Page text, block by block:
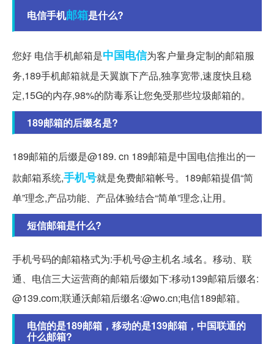
电信手机邮箱是什么?
您好 电信手机邮箱是中国电信为客户量身定制的邮箱服
务,189手机邮箱就是天翼旗下产品,独享宽带,速度快且稳
定,15G的内存,98%的防毒系让您免受那些垃圾邮箱的。
189邮箱的后缀名是?
189邮箱的后缀是@189. cn 189邮箱是中国电信推出的一
款邮箱系统,手机号就是免费邮箱帐号。189邮箱提倡“简
单”理念,产品功能、产品体验结合“简单”理念,让用。
短信邮箱是什么?
手机号码的邮箱格式为:手机号@主机名.域名。移动、联
通、电信三大运营商的邮箱后缀如下:移动139邮箱后缀名:
@139.com;联通沃邮箱后缀名:@wo.cn;电信189邮箱。
电信的是189邮箱，移动的是139邮箱，中国联通的
什么邮箱?